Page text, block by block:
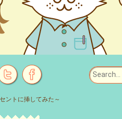
ントに挿してみた～